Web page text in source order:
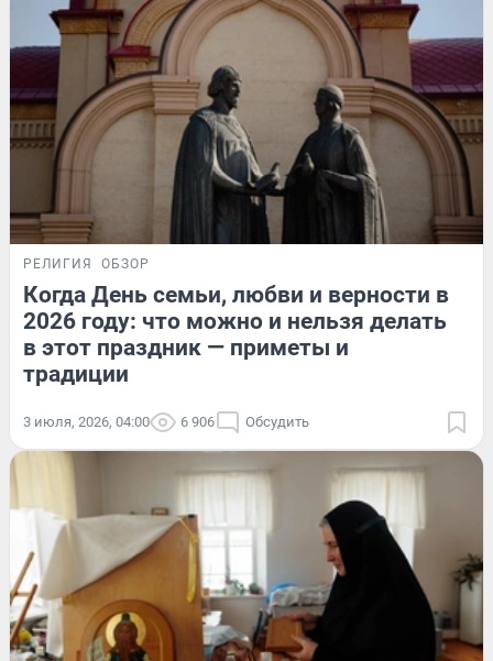
РЕЛИГИЯ ОБЗОР
Когда День семьи, любви и верности в
2026 году: что можно и нельзя делать
в этот праздник — приметы и
традиции
3 июля, 2026, 04:00 6 906 Обсудить